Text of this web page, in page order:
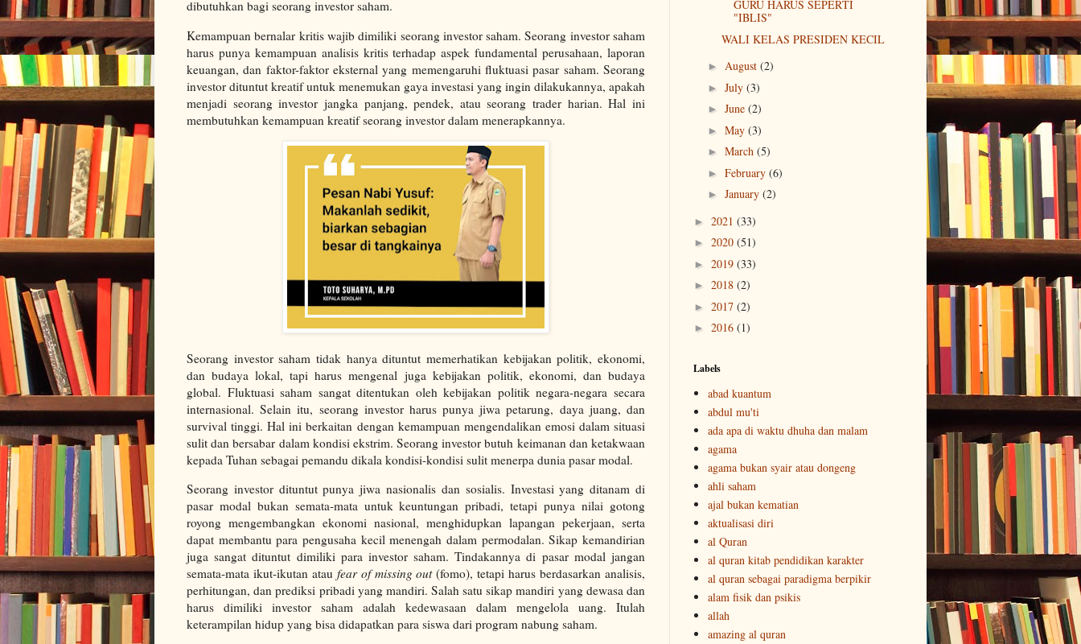
dibutuhkan bagi seorang investor saham.
Kemampuan bernalar kritis wajib dimiliki seorang investor saham. Seorang investor saham
harus punya kemampuan analisis kritis terhadap aspek fundamental perusahaan, laporan
keuangan, dan faktor-faktor eksternal yang memengaruhi fluktuasi pasar saham. Seorang
investor dituntut kreatif untuk menemukan gaya investasi yang ingin dilakukannya, apakah
menjadi seorang investor jangka panjang, pendek, atau seorang trader harian. Hal ini
membutuhkan kemampuan kreatif seorang investor dalam menerapkannya.
Seorang investor saham tidak hanya dituntut memerhatikan kebijakan politik, ekonomi,
dan budaya lokal, tapi harus mengenal juga kebijakan politik, ekonomi, dan budaya
global. Fluktuasi saham sangat ditentukan oleh kebijakan politik negara-negara secara
internasional. Selain itu, seorang investor harus punya jiwa petarung, daya juang, dan
survival tinggi. Hal ini berkaitan dengan kemampuan mengendalikan emosi dalam situasi
sulit dan bersabar dalam kondisi ekstrim. Seorang investor butuh keimanan dan ketakwaan
kepada Tuhan sebagai pemandu dikala kondisi-kondisi sulit menerpa dunia pasar modal.
Seorang investor dituntut punya jiwa nasionalis dan sosialis. Investasi yang ditanam di
pasar modal bukan semata-mata untuk keuntungan pribadi, tetapi punya nilai gotong
royong mengembangkan ekonomi nasional, menghidupkan lapangan pekerjaan, serta
dapat membantu para pengusaha kecil menengah dalam permodalan. Sikap kemandirian
juga sangat dituntut dimiliki para investor saham. Tindakannya di pasar modal jangan
semata-mata ikut-ikutan atau fear of missing out(fomo), tetapi harus berdasarkan analisis,
perhitungan, dan prediksi pribadi yang mandiri. Salah satu sikap mandiri yang dewasa dan
harus dimiliki investor saham adalah kedewasaan dalam mengelola uang. Itulah
keterampilan hidup yang bisa didapatkan para siswa dari program nabung saham.
GURU HARUS SEPERTI
"IBLIS"
WALI KELAS PRESIDEN KECIL
► August (2)
► July (3)
► June (2)
► May (3)
► March (5)
► February (6)
► January (2)
► 2021 (33)
► 2020 (51)
► 2019 (33)
► 2018 (2)
► 2017 (2)
► 2016 (1)
Labels
abad kuantum
abdul mu'ti
ada apa di waktu dhuha dan malam
agama
agama bukan syair atau dongeng
ahli saham
ajal bukan kematian
aktualisasi diri
al Quran
al quran kitab pendidikan karakter
al quran sebagai paradigma berpikir
alam fisik dan psikis
allah
amazing al quran